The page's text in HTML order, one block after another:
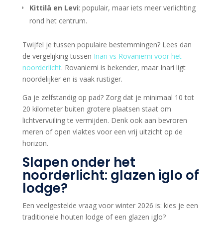
Kittilä en Levi: populair, maar iets meer verlichting
rond het centrum.
Twijfel je tussen populaire bestemmingen? Lees dan
de vergelijking tussen Inari vs Rovaniemi voor het
noorderlicht. Rovaniemi is bekender, maar Inari ligt
noordelijker en is vaak rustiger.
Ga je zelfstandig op pad? Zorg dat je minimaal 10 tot
20 kilometer buiten grotere plaatsen staat om
lichtvervuiling te vermijden. Denk ook aan bevroren
meren of open vlaktes voor een vrij uitzicht op de
horizon.
Slapen onder het
noorderlicht: glazen iglo of
lodge?
Een veelgestelde vraag voor winter 2026 is: kies je een
traditionele houten lodge of een glazen iglo?